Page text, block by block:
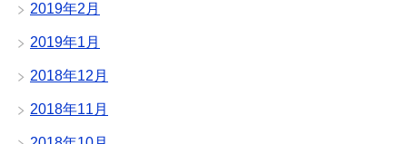
2019年2月
2019年1月
2018年12月
2018年11月